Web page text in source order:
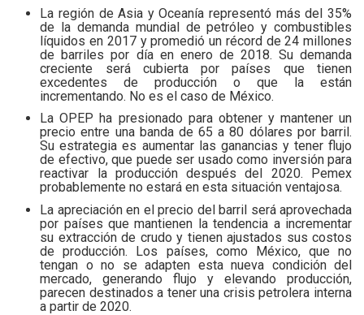
La región de Asia y Oceanía representó más del 35%
de la demanda mundial de petróleo y combustibles
líquidos en 2017 y promedió un récord de 24 millones
de barriles por día en enero de 2018. Su demanda
creciente será cubierta por países que tienen
excedentes de producción o que la están
incrementando. No es el caso de México.
La OPEP ha presionado para obtener y mantener un
precio entre una banda de 65 a 80 dólares por barril.
Su estrategia es aumentar las ganancias y tener flujo
de efectivo, que puede ser usado como inversión para
reactivar la producción después del 2020. Pemex
probablemente no estará en esta situación ventajosa.
La apreciación en el precio del barril será aprovechada
por países que mantienen la tendencia a incrementar
su extracción de crudo y tienen ajustados sus costos
de producción. Los países, como México, que no
tengan o no se adapten esta nueva condición del
mercado, generando flujo y elevando producción,
parecen destinados a tener una crisis petrolera interna
a partir de 2020.